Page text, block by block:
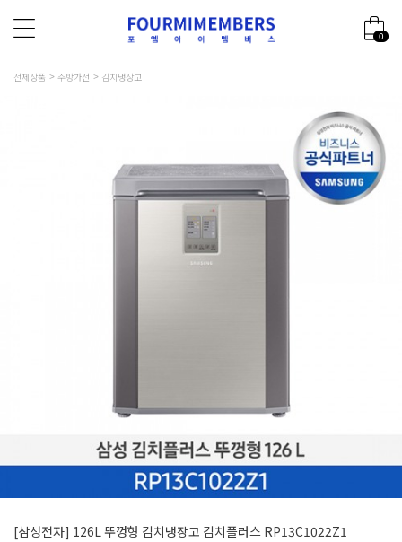
0
전체상품 주방가전 김치냉장고
[삼성전자] 126L 뚜껑형 김치냉장고 김치플러스 RP13C1022Z1